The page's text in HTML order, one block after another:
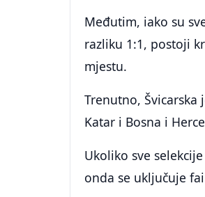
Međutim, iako su
razliku 1:1, postoji
mjestu.
Trenutno, Švicarska
Katar i Bosna i
Ukoliko sve
onda se uključuje